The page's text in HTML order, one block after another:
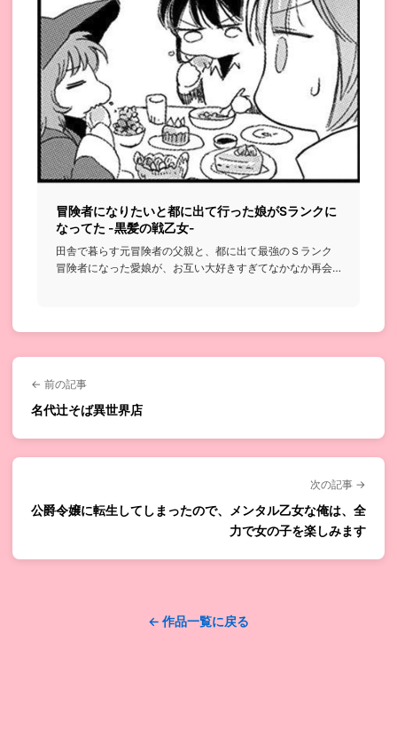
冒険者になりたいと都に出て行った娘がSランクに
なってた -黒髪の戦乙女-
田舎で暮らす元冒険者の父親と、都に出て最強のＳランク
冒険者になった愛娘が、お互い大好きすぎてなかなか再会
← 前の記事
名代辻そば異世界店
次の記事 →
公爵令嬢に転生してしまったので、メンタル乙女な俺は、全
力で女の子を楽しみます
← 作品一覧に戻る